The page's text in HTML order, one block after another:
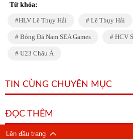
Từ khóa:
HLV Lê Thụy Hải Lê Thụy Hải
Bóng Đá Nam SEA Games HCV
U23 Châu Á
TIN CÙNG CHUYÊN MỤC
ĐỌC THÊM
Lên đầu trang